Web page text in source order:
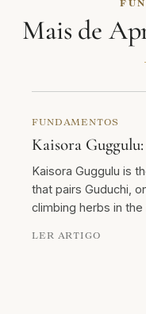
Mais de
FUNDAMENTOS
Kaisora
Kaisora Guggulu is
that pairs Guduchi,
climbing herbs in
LER ARTIGO